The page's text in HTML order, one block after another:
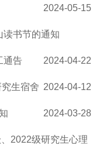
2024-05-15
读书节的通知
2024-04-22
通告
2024-04-12
生宿舍
2024-03-28
2022级研究生心理